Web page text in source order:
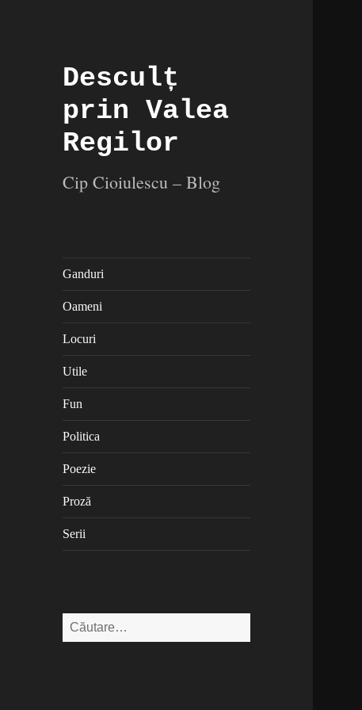
Desculț
prin Valea
Regilor
Cip Cioiulescu – Blog
Ganduri
Oameni
Locuri
Utile
Fun
Politica
Poezie
Proză
Serii
Caută
după: